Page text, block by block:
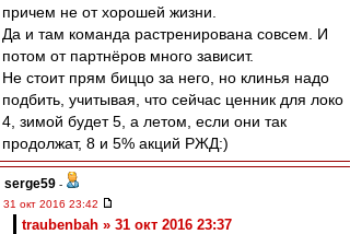
причем не от хорошей жизни.
Да и там команда растренирована совсем. И
потом от партнёров много зависит.
Не стоит прям биццо за него, но клинья надо
подбить, учитывая, что сейчас ценник для локо
4, зимой будет 5, а летом, если они так
продолжат, 8 и 5% акций РЖД:)
serge59 -
31 окт 2016 23:42
traubenbah » 31 окт 2016 23:37